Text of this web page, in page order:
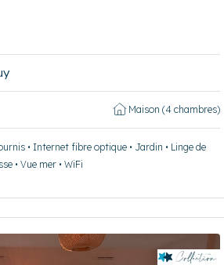
Maison (4 chambres)
• Internet fibre optique • Jardin • Linge de
• Vue mer • WiFi